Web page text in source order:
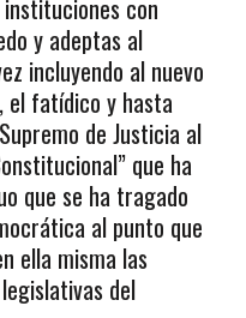
con
y adeptas al
incluyendo al nuevo
el fatídico y hasta
de Justicia al
que ha
que se ha tragado
al punto que
ella misma las
del